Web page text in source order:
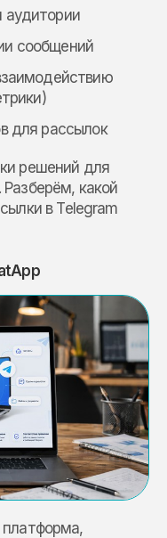
аудитории
сообщений
для рассылок
решений для
какой
в Telegram